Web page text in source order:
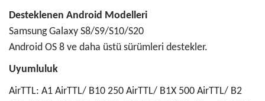
Desteklenen Android Modelleri
Samsung Galaxy S8/S9/S10/S20
Android OS 8 ve daha üstü sürümleri destekler.
Uyumluluk
AirTTL: A1 AirTTL/ B10 250 AirTTL/ B1X 500 AirTTL/ B2